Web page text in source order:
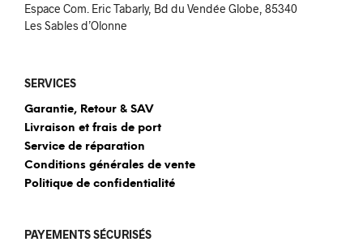
Espace Com. Eric Tabarly, Bd du Vendée Globe, 85340
Les Sables d’Olonne
SERVICES
Garantie, Retour & SAV
Livraison et frais de port
Service de réparation
Conditions générales de vente
Politique de confidentialité
PAYEMENTS SÉCURISÉS